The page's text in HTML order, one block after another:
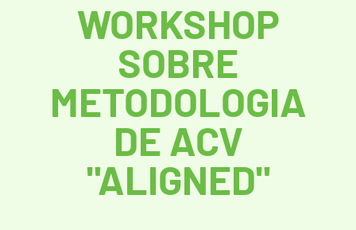
WORKSHOP
SOBRE
METODOLOGIA
DE ACV
"ALIGNED"